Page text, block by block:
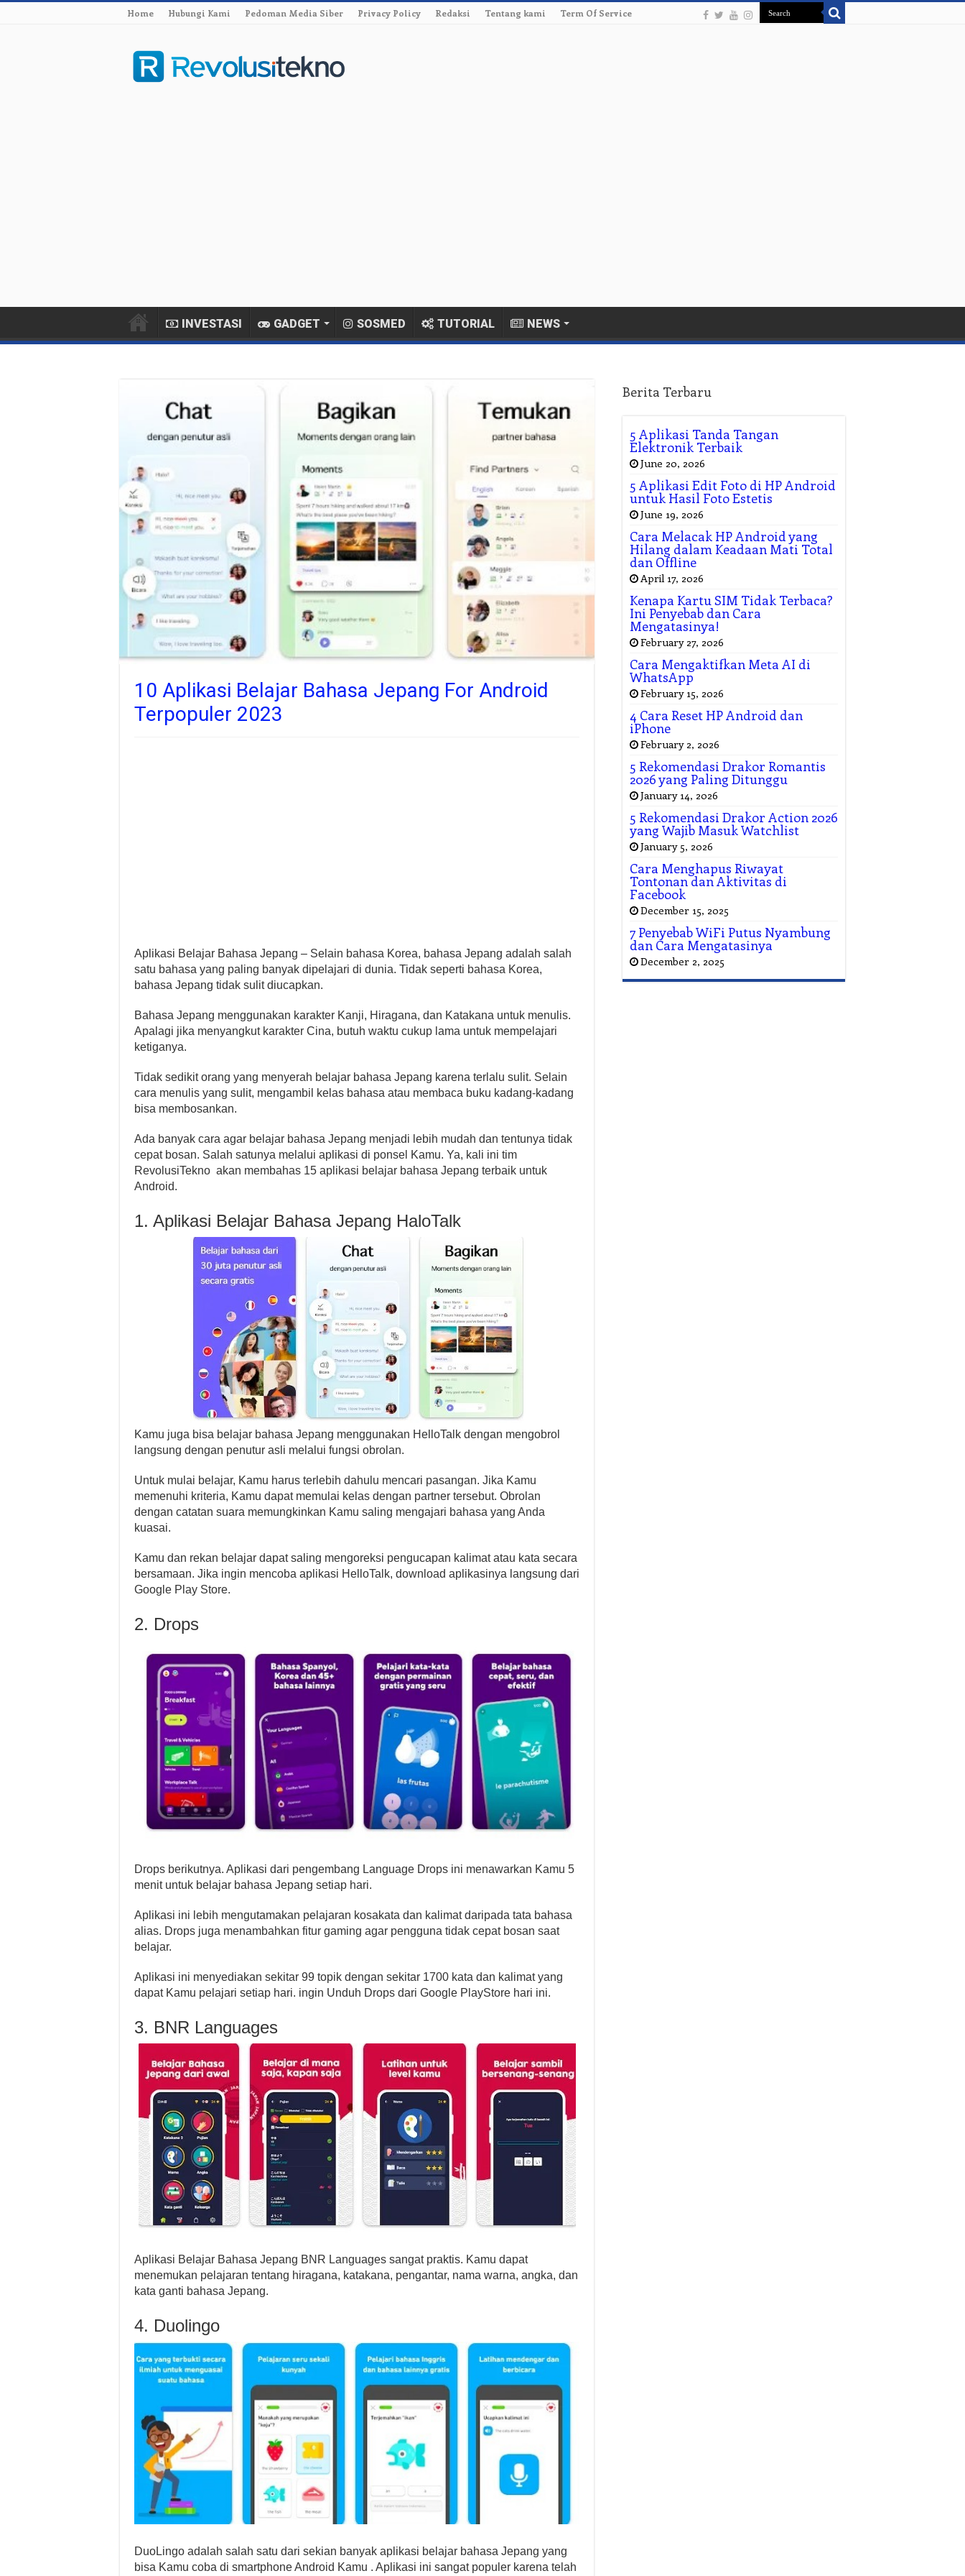
Home Hubungi Kami Pedoman Media Siber Privacy Policy Redaksi Tentang kami Term Of Service
INVESTASI GADGET SOSMED TUTORIAL NEWS
10 Aplikasi Belajar Bahasa Jepang For Android
Terpopuler 2023
Aplikasi Belajar Bahasa Jepang – Selain bahasa Korea, bahasa Jepang adalah salah
satu bahasa yang paling banyak dipelajari di dunia. Tidak seperti bahasa Korea,
bahasa Jepang tidak sulit diucapkan.
Bahasa Jepang menggunakan karakter Kanji, Hiragana, dan Katakana untuk menulis.
Apalagi jika menyangkut karakter Cina, butuh waktu cukup lama untuk mempelajari
ketiganya.
Tidak sedikit orang yang menyerah belajar bahasa Jepang karena terlalu sulit. Selain
cara menulis yang sulit, mengambil kelas bahasa atau membaca buku kadang-kadang
bisa membosankan.
Ada banyak cara agar belajar bahasa Jepang menjadi lebih mudah dan tentunya tidak
cepat bosan. Salah satunya melalui aplikasi di ponsel Kamu. Ya, kali ini tim
RevolusiTekno akan membahas 15 aplikasi belajar bahasa Jepang terbaik untuk
Android.
1. Aplikasi Belajar Bahasa Jepang HaloTalk
Kamu juga bisa belajar bahasa Jepang menggunakan HelloTalk dengan mengobrol
langsung dengan penutur asli melalui fungsi obrolan.
Untuk mulai belajar, Kamu harus terlebih dahulu mencari pasangan. Jika Kamu
memenuhi kriteria, Kamu dapat memulai kelas dengan partner tersebut. Obrolan
dengan catatan suara memungkinkan Kamu saling mengajari bahasa yang Anda
kuasai.
Kamu dan rekan belajar dapat saling mengoreksi pengucapan kalimat atau kata secara
bersamaan. Jika ingin mencoba aplikasi HelloTalk, download aplikasinya langsung dari
Google Play Store.
2. Drops
Drops berikutnya. Aplikasi dari pengembang Language Drops ini menawarkan Kamu 5
menit untuk belajar bahasa Jepang setiap hari.
Aplikasi ini lebih mengutamakan pelajaran kosakata dan kalimat daripada tata bahasa
alias. Drops juga menambahkan fitur gaming agar pengguna tidak cepat bosan saat
belajar.
Aplikasi ini menyediakan sekitar 99 topik dengan sekitar 1700 kata dan kalimat yang
dapat Kamu pelajari setiap hari. ingin Unduh Drops dari Google PlayStore hari ini.
3. BNR Languages
Aplikasi Belajar Bahasa Jepang BNR Languages ​​sangat praktis. Kamu dapat
menemukan pelajaran tentang hiragana, katakana, pengantar, nama warna, angka, dan
kata ganti bahasa Jepang.
4. Duolingo
DuoLingo adalah salah satu dari sekian banyak aplikasi belajar bahasa Jepang yang
bisa Kamu coba di smartphone Android Kamu . Aplikasi ini sangat populer karena telah
Berita Terbaru
5 Aplikasi Tanda Tangan
Elektronik Terbaik
June 20, 2026
5 Aplikasi Edit Foto di HP Android
untuk Hasil Foto Estetis
June 19, 2026
Cara Melacak HP Android yang
Hilang dalam Keadaan Mati Total
dan Offline
April 17, 2026
Kenapa Kartu SIM Tidak Terbaca?
Ini Penyebab dan Cara
Mengatasinya!
February 27, 2026
Cara Mengaktifkan Meta AI di
WhatsApp
February 15, 2026
4 Cara Reset HP Android dan
iPhone
February 2, 2026
5 Rekomendasi Drakor Romantis
2026 yang Paling Ditunggu
January 14, 2026
5 Rekomendasi Drakor Action 2026
yang Wajib Masuk Watchlist
January 5, 2026
Cara Menghapus Riwayat
Tontonan dan Aktivitas di
Facebook
December 15, 2025
7 Penyebab WiFi Putus Nyambung
dan Cara Mengatasinya
December 2, 2025